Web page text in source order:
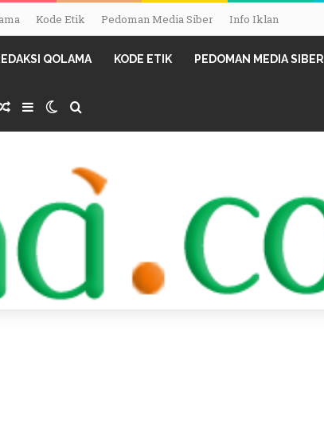
Kode Etik Pedoman Media Siber Info Iklan
QOLAMA KODE ETIK PEDOMAN MEDIA SIBER
Random Article
SidebarSwitch skin